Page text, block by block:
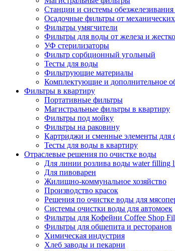
Станции и системы
Осадочные фильтры от
Фильтры умягчители
Фильтры для воды от железа и
УФ стерилизаторы
Фильтр сорбционный угольный
Тесты для воды
Фильтрующие материалы
Комплектующие и дополнительное
Фильтры в квартиру
Портативные фильтры
Магистральные фильтры в квартиру
Фильтры под мойку
Фильтры на раковину
Картриджи и сменные элементы для
Тесты для воды в квартиру
Отраслевые решения по очистке воды
Для линии розлива воды water filling
Для пивоварен
Жилищно-коммунальное хозяйство
Производство красок
Решения по очистке воды для
Системы очистки воды для автомоек
Фильтры для Кофейни Coffee Shop
Фильтры для общепита и ресторанов
Химическая индустрия
Хлеб заводы и пекарни